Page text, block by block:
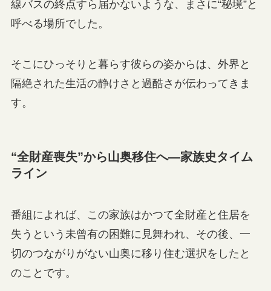
線バスの終点すら届かないような、まさに“秘境”と
呼べる場所でした。
そこにひっそりと暮らす彼らの姿からは、外界と
隔絶された生活の静けさと過酷さが伝わってきま
す。
“全財産喪失”から山奥移住へ—家族史タイム
ライン
番組によれば、この家族はかつて全財産と住居を
失うという未曾有の困難に見舞われ、その後、一
切のつながりがない山奥に移り住む選択をしたと
のことです。